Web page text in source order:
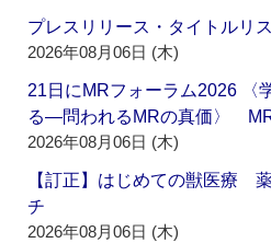
プレスリリース・タイトルリ
2026年08月06日 (木)
21日にMRフォーラム2026 〈
る―問われるMRの真価〉
2026年08月06日 (木)
【訂正】はじめての獣医療
チ
2026年08月06日 (木)